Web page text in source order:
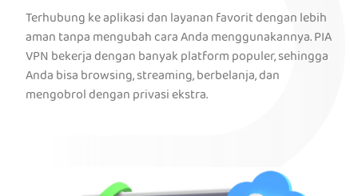
Terhubung ke aplikasi dan layanan favorit dengan lebih
aman tanpa mengubah cara Anda menggunakannya. PIA
VPN bekerja dengan banyak platform populer, sehingga
Anda bisa browsing, streaming, berbelanja, dan
mengobrol dengan privasi ekstra.